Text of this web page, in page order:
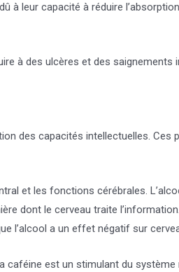
à leur capacité à réduire
à des ulcères et des saignements
des capacités intellectuelles. Ces
et les fonctions cérébrales.
dont le cerveau traite
l’alcool a un effet négatif sur
caféine est un stimulant du système